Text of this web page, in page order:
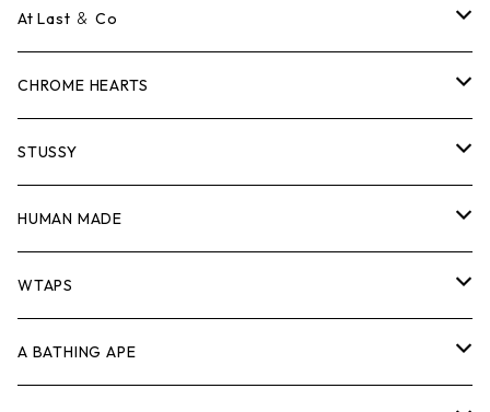
ロンTEE
スウェット/ニット
シャツ
ジャケット
パンツ
キャップ・ハット
Tシャツ
ロンTEE
スウェット/ニット
シャツ
ジャケット
パンツ
At Last ＆ Co
Tシャツ
ロンTEE
スウェット/ニット
シャツ
ジャケット
CHROME HEARTS
Tシャツ
ロンTEE
スウェット/ニット
シャツ
STUSSY
Tシャツ
ロンTEE
スウェット/ニット
HUMAN MADE
Tシャツ
ロンT
WTAPS
Tシャツ
A BATHING APE